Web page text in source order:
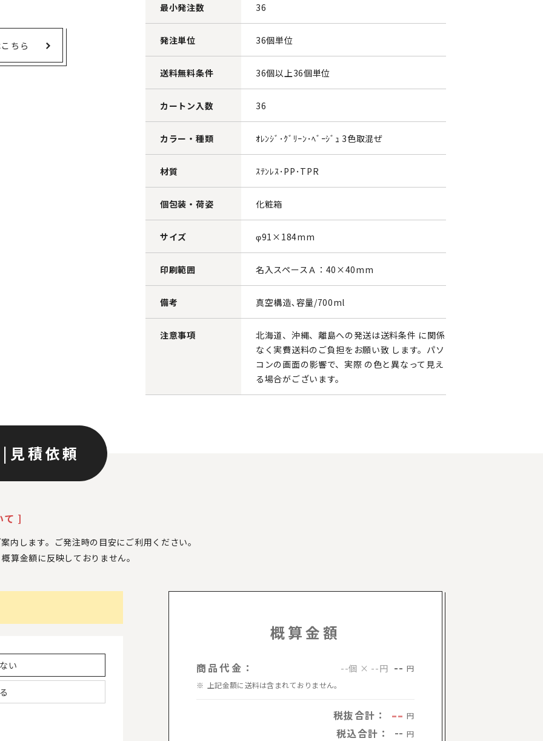
ちら
最小発注数 36
発注単位 36個単位
送料無料条件 36個以上36個単位
カートン入数 36
カラー・種類 ｵﾚﾝｼﾞ･ｸﾞﾘｰﾝ･ﾍﾞｰｼﾞｭ 3色取混ぜ
材質 ｽﾃﾝﾚｽ･PP･TPR
個包装・荷姿 化粧箱
サイズ φ91×184mm
印刷範囲 名入スペースＡ：40×40mm
備考 真空構造､容量/700ml
注意事項
北海道、沖縄、離島への発送は送料条件 に関係
なく実費送料のご負担をお願い致 します。パソ
コンの画面の影響で、実際 の色と異なって見え
る場合がございます。
| 見積依頼
て ]
内します。ご発注時の目安にご利用ください。
概算金額に反映しておりません。
い
概算金額
商品代金： --個 × --円 -- 円
上記金額に送料は含まれておりません。
税抜合計： -- 円
税込合計： -- 円